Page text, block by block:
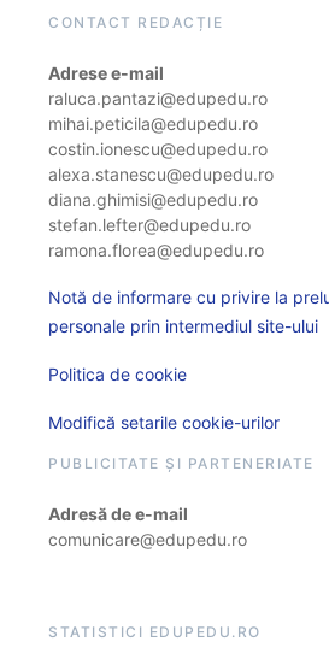
CONTACT REDACȚIE
Adrese e-mail
raluca.pantazi@edupedu.ro
mihai.peticila@edupedu.ro
costin.ionescu@edupedu.ro
alexa.stanescu@edupedu.ro
diana.ghimisi@edupedu.ro
stefan.lefter@edupedu.ro
ramona.florea@edupedu.ro
Notă de informare cu privire la
personale prin intermediul site-ului
Politica de cookie
Modifică setarile cookie-urilor
PUBLICITATE ȘI PARTENERIATE
Adresă de e-mail
comunicare@edupedu.ro
STATISTICI EDUPEDU.RO